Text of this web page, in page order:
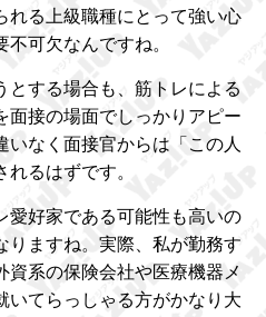
れる上級職種にとって強い心
可欠なんですね。
とする場合も、筋トレによる
面接の場面でしっかりアピー
いなく面接官からは「この人
るはずです。
愛好家である可能性も高いの
りますね。実際、私が勤務す
資系の保険会社や医療機器メ
いてらっしゃる方がかなり大